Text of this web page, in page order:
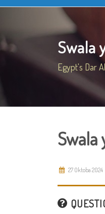
Swala
Egypt's Dar
Swala
27 Oktoba 2024